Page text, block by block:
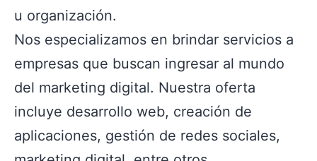
u organización.
Nos especializamos en brindar servicios a
empresas que buscan ingresar al mundo
del marketing digital. Nuestra oferta
incluye desarrollo web, creación de
aplicaciones, gestión de redes sociales,